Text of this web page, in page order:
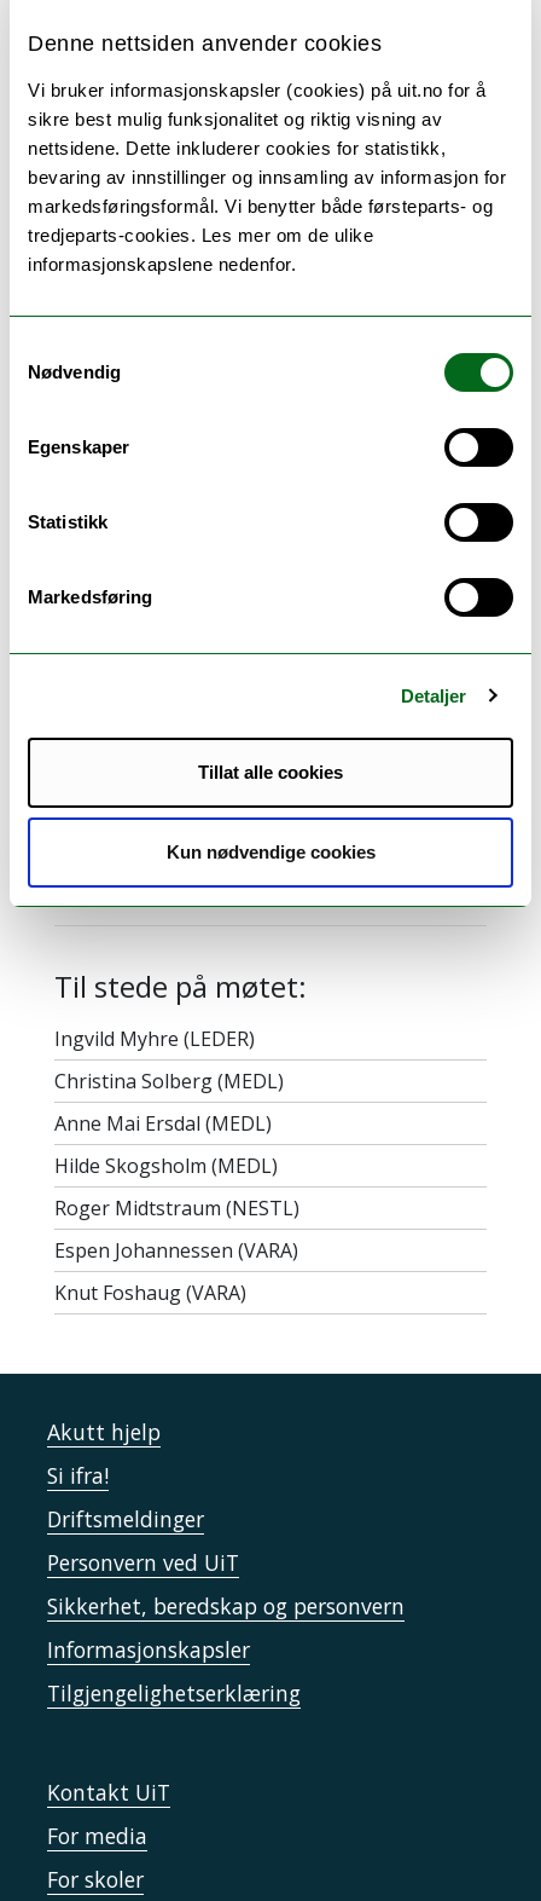
Denne nettsiden anvender cookies
Vi bruker informasjonskapsler (cookies) på uit.no for å
sikre best mulig funksjonalitet og riktig visning av
nettsidene. Dette inkluderer cookies for statistikk,
bevaring av innstillinger og innsamling av informasjon for
markedsføringsformål. Vi benytter både førsteparts- og
tredjeparts-cookies. Les mer om de ulike
informasjonskapslene nedenfor.
Nødvendig
Egenskaper
Statistikk
Markedsføring
Detaljer
Tillat alle cookies
Kun nødvendige cookies
FS 21/22:
IVT-fakultetets budsjettfordeling for
2023
Last nedframlegg (FS 21/22)
Last nedprotokoll (FS 21/22)
Strategisk langtidsplan for IVT-
fakultetet 2023-2027
Last nedprotokoll (OS 7/22)
Til stede på møtet:
Ingvild Myhre (LEDER)
Christina Solberg (MEDL)
Anne Mai Ersdal (MEDL)
Hilde Skogsholm (MEDL)
Roger Midtstraum (NESTL)
Espen Johannessen (VARA)
Knut Foshaug (VARA)
Akutt hjelp
Si ifra!
Driftsmeldinger
Personvern ved UiT
Sikkerhet, beredskap og personvern
Informasjonskapsler
Tilgjengelighetserklæring
Kontakt UiT
For media
For skoler